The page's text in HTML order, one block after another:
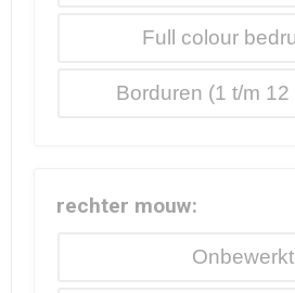
Borduren
Full colour
rechter mouw:
Onbewerkt